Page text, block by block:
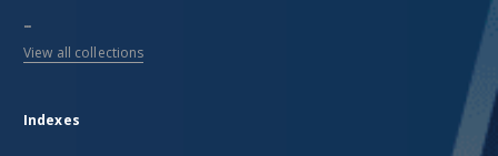
...
View all collections
Indexes